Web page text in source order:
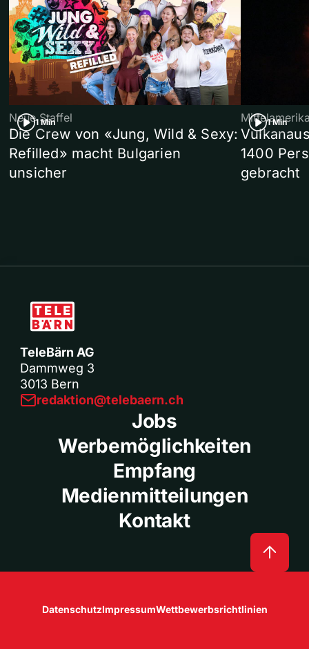
1 Min
Neue Staffel
Die Crew von «Jung, Wild & Sexy:
Refilled» macht Bulgarien
unsicher
1 Min
1400
gebracht
TeleBärn AG
Dammweg 3
3013 Bern
redaktion@telebaern.ch
Jobs
Werbemöglichkeiten
Empfang
Medienmitteilungen
Kontakt
DatenschutzImpressumWettbewerbsrichtlinien